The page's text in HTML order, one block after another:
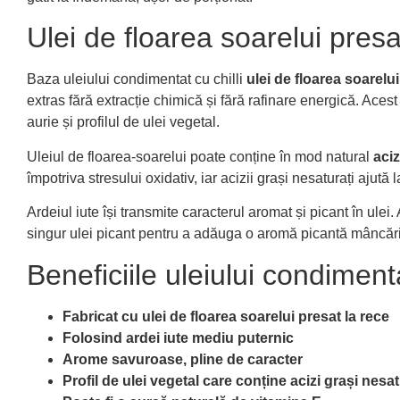
Ulei de floarea soarelui
Baza uleiului condimentat cu chilli ulei de floarea
extras fără extracție chimică și fără rafinare energică.
aurie și profilul de ulei vegetal.
Uleiul de floarea-soarelui poate conține în mod natural
împotriva stresului oxidativ, iar acizii grași nesaturați
Ardeiul iute își transmite caracterul aromat și picant în
singur ulei picant pentru a adăuga o aromă picantă
Beneficiile uleiului
Fabricat cu ulei de floarea soarelui presat la rece
Folosind ardei iute mediu puternic
Arome savuroase, pline de caracter
Profil de ulei vegetal care conține acizi grași